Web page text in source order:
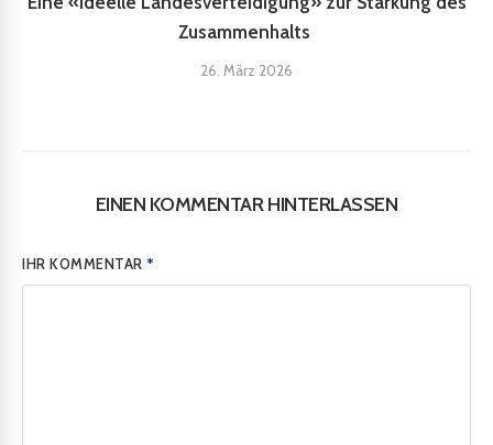
Zusammenhalts
26. März 2026
EINEN KOMMENTAR HINTERLASSEN
IHR KOMMENTAR*